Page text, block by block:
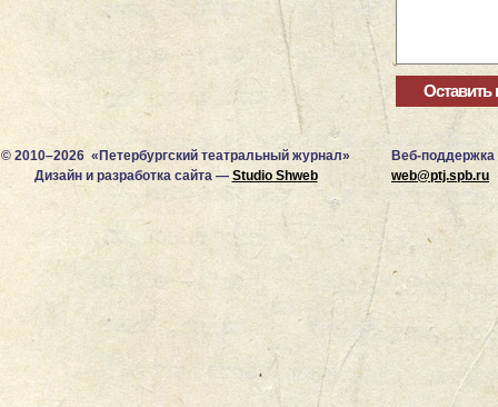
© 2010–2026 «Петербургский театральный журнал»
Дизайн и разработка сайта — Studio Shweb
Веб-поддержка
web@ptj.spb.ru